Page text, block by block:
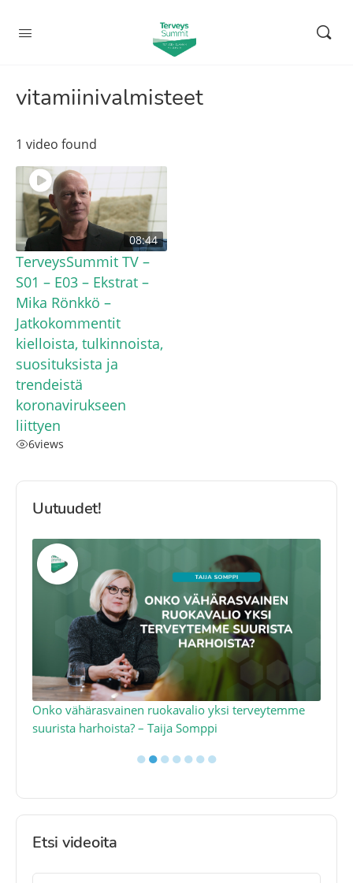
vitamiinivalmisteet
1 video found
08:44
TerveysSummit TV –
S01 – E03 – Ekstrat –
Mika Rönkkö –
Jatkokommentit
kielloista, tulkinnoista,
suosituksista ja
trendeistä
koronavirukseen
liittyen
6views
Uutuudet!
Onko vähärasvainen ruokavalio yksi terveytemme
suurista harhoista? – Taija Somppi
●●●●●●●
Etsi videoita